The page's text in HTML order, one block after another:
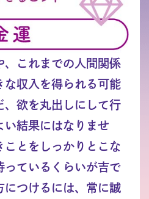
、これまでの人間関係
な収入を得られる可能
、欲を丸出しにして行
い結果にはなりませ
ことをしっかりとこな
っているくらいが吉で
につけるには、常に誠